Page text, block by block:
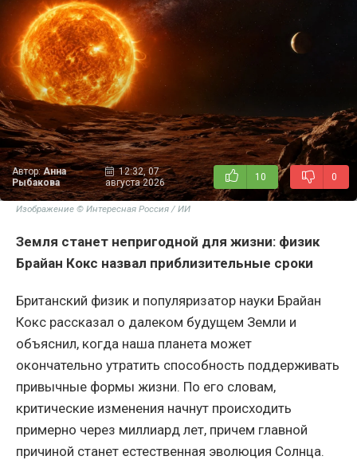
Автор:Анна
Рыбакова
12:32, 07
августа 2026
10 0
Изображение © Интересная Россия / ИИ
Земля станет непригодной для жизни: физик
Брайан Кокс назвал приблизительные сроки
Британский физик и популяризатор науки Брайан
Кокс рассказал о далеком будущем Земли и
объяснил, когда наша планета может
окончательно утратить способность поддерживать
привычные формы жизни. По его словам,
критические изменения начнут происходить
примерно через миллиард лет, причем главной
причиной станет естественная эволюция Солнца.